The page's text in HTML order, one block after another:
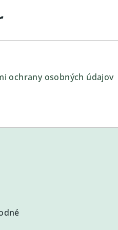
ochrany osobných údajov